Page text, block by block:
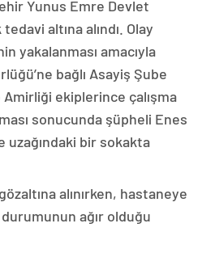
Yunus Emre Devlet
altına alındı. Olay
yakalanması amacıyla
bağlı Asayiş Şube
ekiplerince çalışma
sonucunda şüpheli Enes
uzağındaki bir sokakta
alınırken, hastaneye
durumunun ağır olduğu